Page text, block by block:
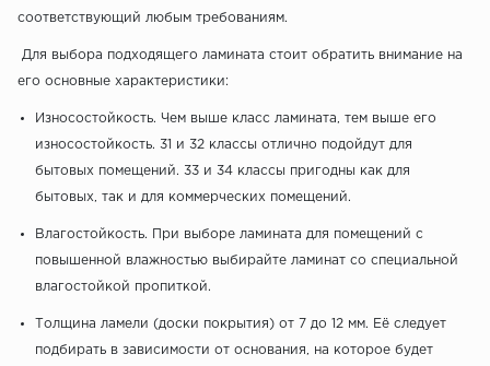
соответствующий любым требованиям.
Для выбора подходящего ламината стоит обратить внимание на
его основные характеристики:
Износостойкость. Чем выше класс ламината, тем выше его
износостойкость. 31 и 32 классы отлично подойдут для
бытовых помещений. 33 и 34 классы пригодны как для
бытовых, так и для коммерческих помещений.
Влагостойкость. При выборе ламината для помещений с
повышенной влажностью выбирайте ламинат со специальной
влагостойкой пропиткой.
Толщина ламели (доски покрытия) от 7 до 12 мм. Её следует
подбирать в зависимости от основания, на которое будет